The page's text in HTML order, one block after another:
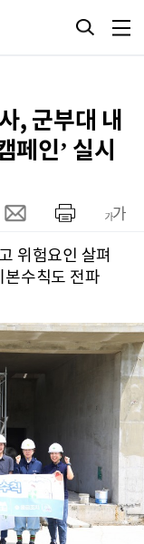
, 군부대 내
페인’ 실시
위험요인 살펴
본수칙도 전파